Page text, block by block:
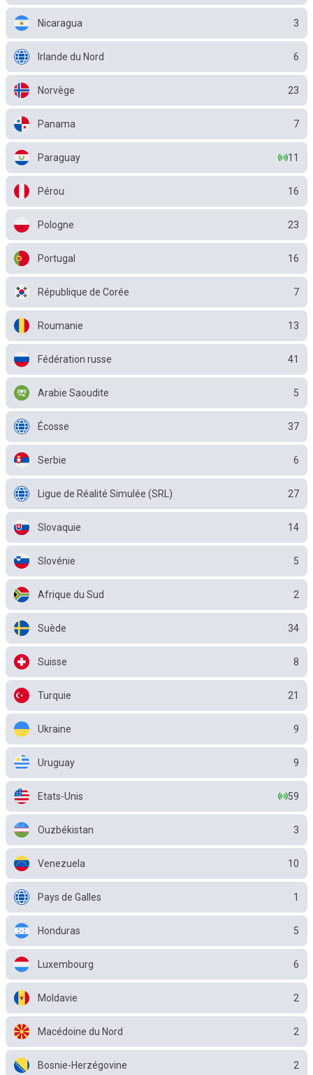
Nicaragua 3
Irlande du Nord 6
Norvège 23
Panama 7
Paraguay 11
Pérou 16
Pologne 23
Portugal 16
République de Corée 7
Roumanie 13
Fédération russe 41
Arabie Saoudite 5
Écosse 37
Serbie 6
Ligue de Réalité Simulée (SRL) 27
Slovaquie 14
Slovénie 5
Afrique du Sud 2
Suède 34
Suisse 8
Turquie 21
Ukraine 9
Uruguay 9
Etats-Unis 59
Ouzbékistan 3
Venezuela 10
Pays de Galles 1
Honduras 5
Luxembourg 6
Moldavie 2
Macédoine du Nord 2
Bosnie-Herzégovine 2